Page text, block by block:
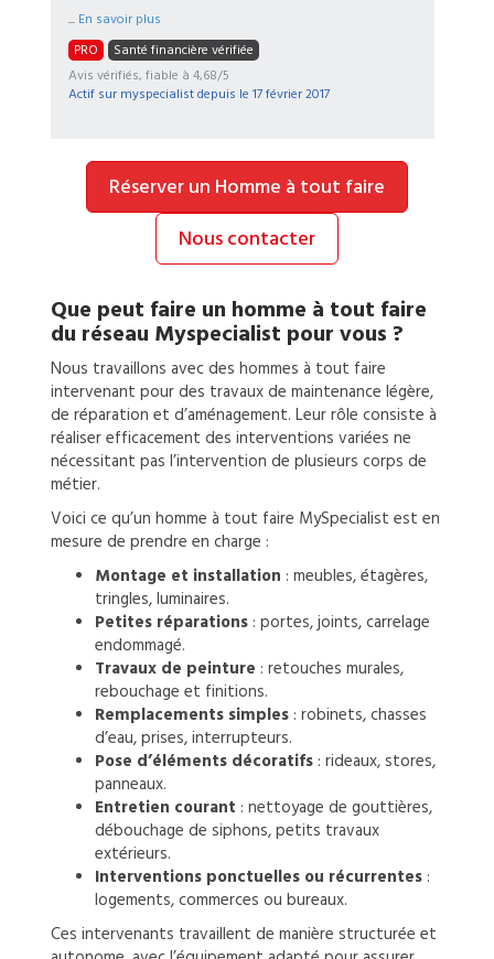
... En savoir plus
PRO
Santé financière vérifiée
Avis vérifiés, fiable à 4,68/5
Actif sur myspecialist depuis le 17 février 2017
Réserver un Homme à tout faire
Nous contacter
Que peut faire un homme à tout faire
du réseau Myspecialist pour vous ?
Nous travaillons avec des hommes à tout faire
intervenant pour des travaux de maintenance légère,
de réparation et d’aménagement. Leur rôle consiste à
réaliser efficacement des interventions variées ne
nécessitant pas l’intervention de plusieurs corps de
métier.
Voici ce qu’un homme à tout faire MySpecialist est en
mesure de prendre en charge :
Montage et installation : meubles, étagères,
tringles, luminaires.
Petites réparations: portes, joints, carrelage
endommagé.
Travaux de peinture : retouches murales,
rebouchage et finitions.
Remplacements simples: robinets, chasses
d’eau, prises, interrupteurs.
Pose d’éléments décoratifs: rideaux, stores,
panneaux.
Entretien courant : nettoyage de gouttières,
débouchage de siphons, petits travaux
extérieurs.
Interventions ponctuelles ou récurrentes:
logements, commerces ou bureaux.
Ces intervenants travaillent de manière structurée et